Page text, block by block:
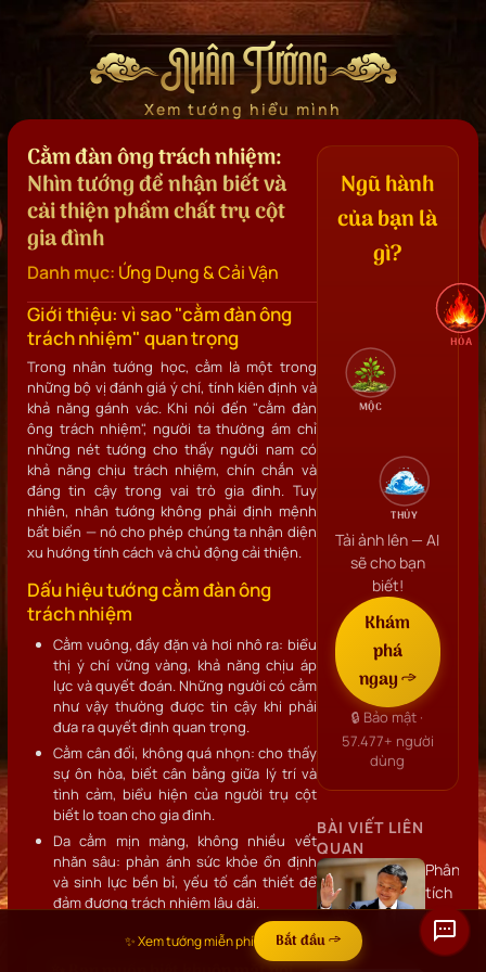
Nhân Tướng
Xem tướng hiểu mình
Cằm đàn ông trách nhiệm:
Nhìn tướng để nhận biết và
cải thiện phẩm chất trụ cột
gia đình
Danh mục: Ứng Dụng & Cải Vận
Giới thiệu: vì sao "cằm đàn ông
trách nhiệm" quan trọng
Trong nhân tướng học, cằm là một trong
những bộ vị đánh giá ý chí, tính kiên định và
khả năng gánh vác. Khi nói đến "cằm đàn
ông trách nhiệm", người ta thường ám chỉ
những nét tướng cho thấy người nam có
khả năng chịu trách nhiệm, chín chắn và
đáng tin cậy trong vai trò gia đình. Tuy
nhiên, nhân tướng không phải định mệnh
bất biến — nó cho phép chúng ta nhận diện
xu hướng tính cách và chủ động cải thiện.
Dấu hiệu tướng cằm đàn ông
trách nhiệm
Cằm vuông, đầy đặn và hơi nhô ra: biểu
thị ý chí vững vàng, khả năng chịu áp
lực và quyết đoán. Những người có cằm
như vậy thường được tin cậy khi phải
đưa ra quyết định quan trọng.
Cằm cân đối, không quá nhọn: cho thấy
sự ôn hòa, biết cân bằng giữa lý trí và
tình cảm, biểu hiện của người trụ cột
biết lo toan cho gia đình.
Da cằm mịn màng, không nhiều vết
nhăn sâu: phản ánh sức khỏe ổn định
và sinh lực bền bỉ, yếu tố cần thiết để
đảm đương trách nhiệm lâu dài.
Ngũ hành
của bạn là
gì?
HỎA
THỦY
MỘC
Tải ảnh lên — AI
sẽ cho bạn
biết!
Khám
phá
ngay →
🔒 Bảo mật ·
57.477+ người
dùng
BÀI VIẾT LIÊN
QUAN
Phân
tích
khuôn
mặt
Jack
✨ Xem tướng miễn phí Bắt đầu →